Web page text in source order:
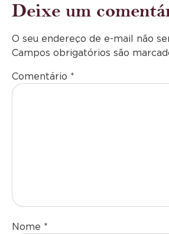
Deixe um
O seu endereço de e-mail não
Campos obrigatórios são
Comentário *
Nome *